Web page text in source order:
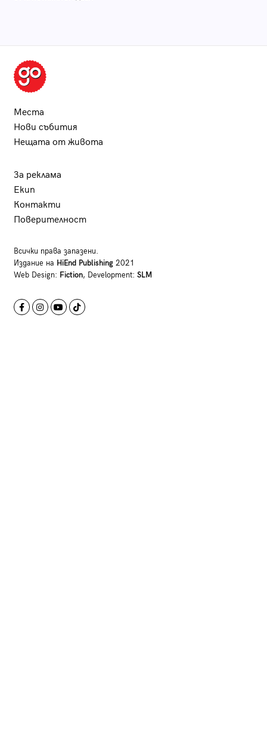
Места
Нови събития
Нещата от живота
За реклама
Екип
Контакти
Поверителност
Всички права запазени.
Издание на HiEnd Publishing2021
Web Design: Fiction, Development: SLM